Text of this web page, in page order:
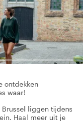
ontdekken
waar!
liggen tijdens
Haal meer uit je